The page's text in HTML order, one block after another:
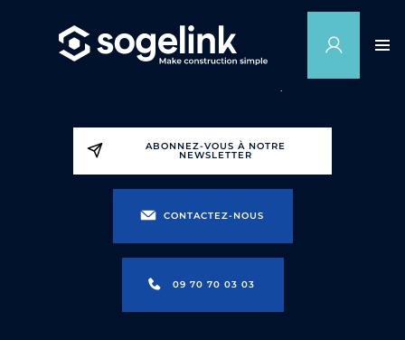
ABONNEZ-VOUS À NOTRE
NEWSLETTER
CONTACTEZ-NOUS
09 70 70 03 03